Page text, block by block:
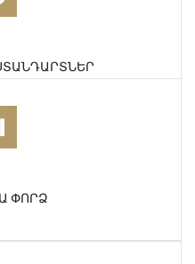
ՓՈՐՁ